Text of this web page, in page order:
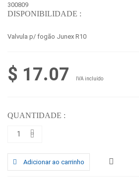
300809
DISPONIBILIDADE :
Valvula p/ fogão Junex R10
$ 17.07 IVA incluído
QUANTIDADE :
Adicionar ao carrinho